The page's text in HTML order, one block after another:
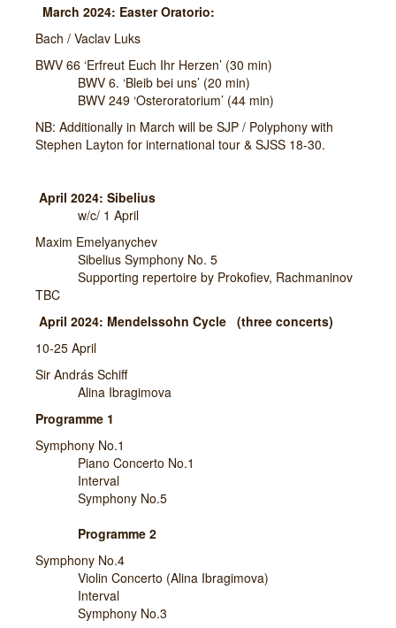
March 2024: Easter Oratorio:
Bach / Vaclav Luks
BWV 66 ‘Erfreut Euch Ihr Herzen’ (30 min)
BWV 6. ‘Bleib bei uns’ (20 min)
BWV 249 ‘Osteroratorium’ (44 min)
NB: Additionally in March will be SJP / Polyphony with
Stephen Layton for international tour & SJSS 18-30.
April 2024: Sibelius
w/c/ 1 April
Maxim Emelyanychev
Sibelius Symphony No. 5
Supporting repertoire by Prokofiev, Rachmaninov
TBC
April 2024: Mendelssohn Cycle (three concerts)
10-25 April
Sir András Schiff
Alina Ibragimova
Programme 1
Symphony No.1
Piano Concerto No.1
Interval
Symphony No.5
Programme 2
Symphony No.4
Violin Concerto (Alina Ibragimova)
Interval
Symphony No.3